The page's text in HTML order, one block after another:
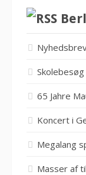
65 Jahre
Koncert i
Megalang
Masser af